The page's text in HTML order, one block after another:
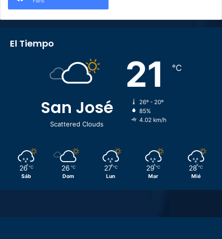
El Tiempo
San José
Scattered Clouds
21 ℃
26º - 20º
85%
4.02 km/h
26 ℃
Sáb
26 ℃
Dom
27 ℃
Lun
29 ℃
Mar
28 ℃
Mié